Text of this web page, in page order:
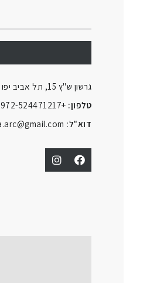
גרשון ש"ץ 15, תל אביב יפו
טלפון: +972-524471217
דוא"ל: